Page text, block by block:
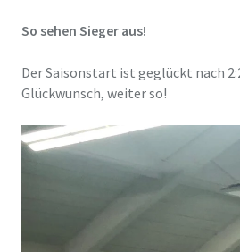
So sehen Sieger aus!
Der Saisonstart ist geglückt nach
Glückwunsch, weiter so!